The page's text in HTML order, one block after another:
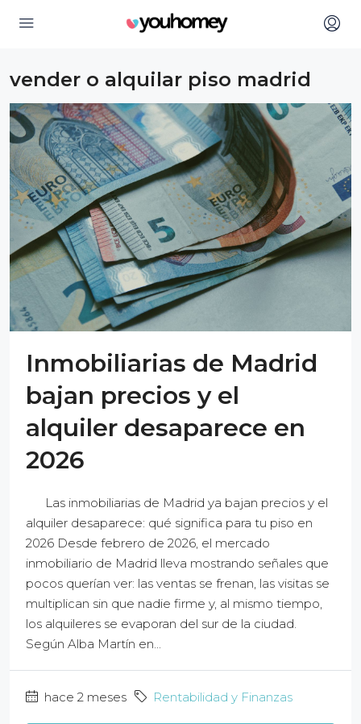
vender o alquilar piso madrid
Inmobiliarias de Madrid
bajan precios y el
alquiler desaparece en
2026
Las inmobiliarias de Madrid ya bajan precios y el
alquiler desaparece: qué significa para tu piso en
2026 Desde febrero de 2026, el mercado
inmobiliario de Madrid lleva mostrando señales que
pocos querían ver: las ventas se frenan, las visitas se
multiplican sin que nadie firme y, al mismo tiempo,
los alquileres se evaporan del sur de la ciudad.
Según Alba Martín en...
hace 2 meses Rentabilidad y Finanzas